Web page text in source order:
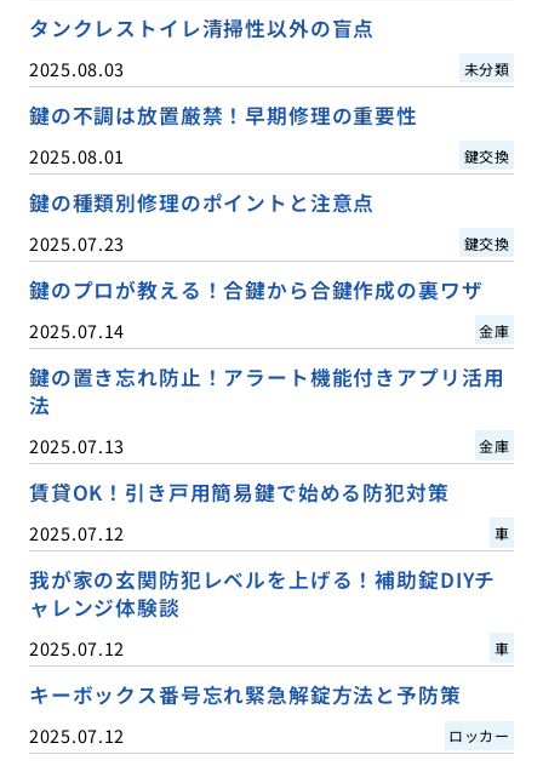
タンクレストイレ清掃性以外の盲点
2025.08.03 未分類
鍵の不調は放置厳禁！早期修理の重要性
2025.08.01 鍵交換
鍵の種類別修理のポイントと注意点
2025.07.23 鍵交換
鍵のプロが教える！合鍵から合鍵作成の裏ワザ
2025.07.14 金庫
鍵の置き忘れ防止！アラート機能付きアプリ活用
法
2025.07.13 金庫
賃貸OK！引き戸用簡易鍵で始める防犯対策
2025.07.12 車
我が家の玄関防犯レベルを上げる！補助錠DIYチ
ャレンジ体験談
2025.07.12 車
キーボックス番号忘れ緊急解錠方法と予防策
2025.07.12 ロッカー